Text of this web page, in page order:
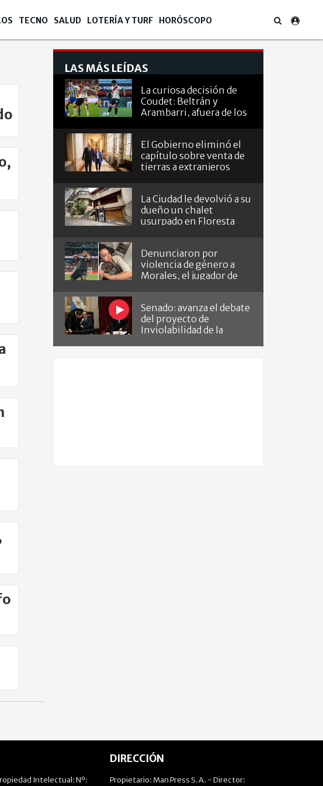
TECNO SALUD LOTERÍA Y TURF HORÓSCOPO
LAS MÁS LEÍDAS
La curiosa decisión de
Coudet: Beltrán y
Arambarri, afuera de los
El Gobierno eliminó el
capítulo sobre venta de
tierras a extranjeros
La Ciudad le devolvió a su
dueño un chalet
usurpado en Floresta
Denunciaron por
violencia de género a
Morales, el jugador de
Senado: avanza el debate
del proyecto de
Inviolabilidad de la
Intelectual: Nº:
DIRECCIÓN
Propietario: Man Press S.A. - Director: